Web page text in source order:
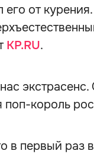
от
KP.RU.
поп-король
в первый раз